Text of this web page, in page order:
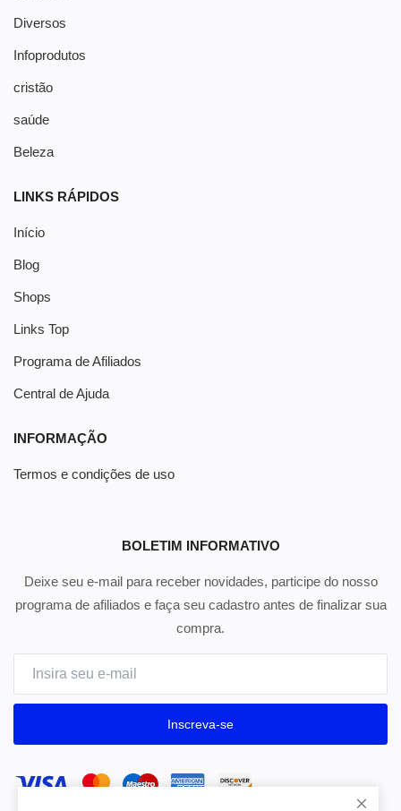
Diversos
Infoprodutos
cristão
saúde
Beleza
LINKS RÁPIDOS
Início
Blog
Shops
Links Top
Programa de Afiliados
Central de Ajuda
INFORMAÇÃO
Termos e condições de uso
BOLETIM INFORMATIVO
Deixe seu e-mail para receber novidades, participe do nosso
programa de afiliados e faça seu cadastro antes de finalizar sua
compra.
Inscreva-se